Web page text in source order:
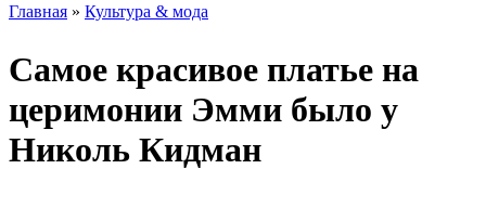
Главная » Культура & мода
Самое красивое платье на
церимонии Эмми было у
Николь Кидман